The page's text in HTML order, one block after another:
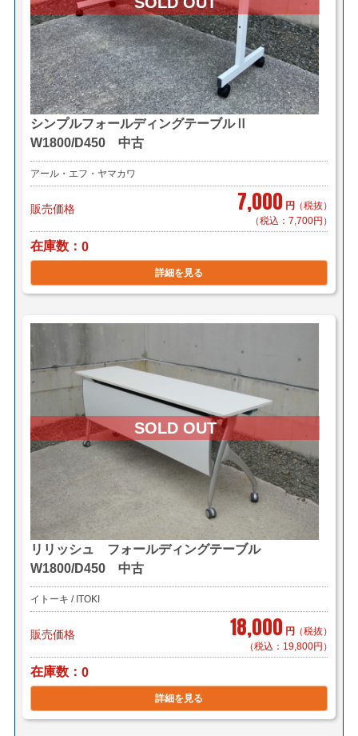
シンプルフォールディングテーブルⅡ
W1800/D450 中古
アール・エフ・ヤマカワ
販売価格 7,000 円 （税抜）
（税込：7,700円）
在庫数 0
詳細を見る
リリッシュ フォールディングテーブル
W1800/D450 中古
イトーキ / ITOKI
販売価格 18,000 円 （税抜）
（税込：19,800円）
在庫数 0
詳細を見る